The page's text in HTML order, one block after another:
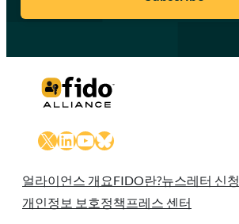
X LinkedIn
YouTube
Bluesky
얼라이언스 개요FIDO란?뉴스레터 신청
개인정보 보호정책 프레스 센터